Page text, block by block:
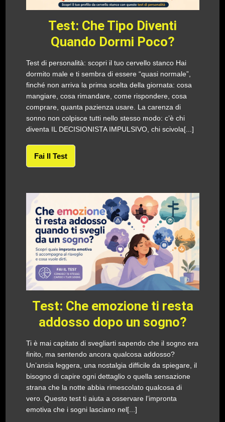
Test: Che Tipo Diventi
Quando Dormi Poco?
Test di personalità: scopri il tuo cervello stanco Hai
dormito male e ti sembra di essere “quasi normale”,
finché non arriva la prima scelta della giornata: cosa
mangiare, cosa rimandare, come rispondere, cosa
comprare, quanta pazienza usare. La carenza di
sonno non colpisce tutti nello stesso modo: c’è chi
diventa IL DECISIONISTA IMPULSIVO, chi scivola[...]
Fai Il Test
Test: Che emozione ti resta
addosso dopo un sogno?
Ti è mai capitato di svegliarti sapendo che il sogno era
finito, ma sentendo ancora qualcosa addosso?
Un’ansia leggera, una nostalgia difficile da spiegare, il
bisogno di capire ogni dettaglio o quella sensazione
strana che la notte abbia rimescolato qualcosa di
vero. Questo test ti aiuta a osservare l’impronta
emotiva che i sogni lasciano nel[...]